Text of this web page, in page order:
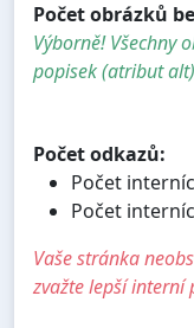
Počet obrázků
Výborně! Všechny
popisek (atribut
Počet odkazů:
Počet
Počet
Vaše stránka
zvažte lepší interní